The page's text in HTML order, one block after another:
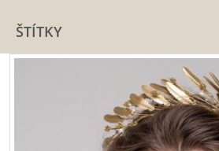
ŠTÍTKY